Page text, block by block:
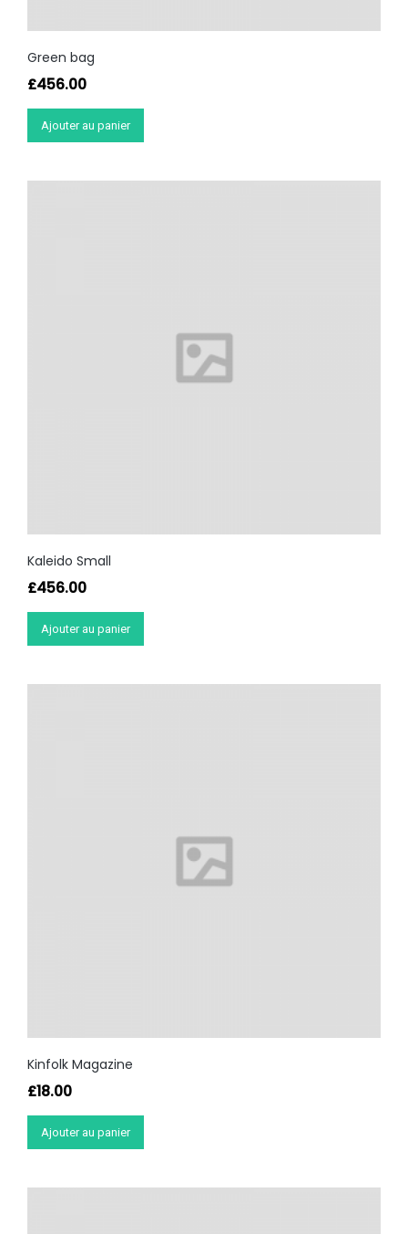
Green bag
£456.00
Ajouter au panier
Kaleido Small
£456.00
Ajouter au panier
Kinfolk Magazine
£18.00
Ajouter au panier